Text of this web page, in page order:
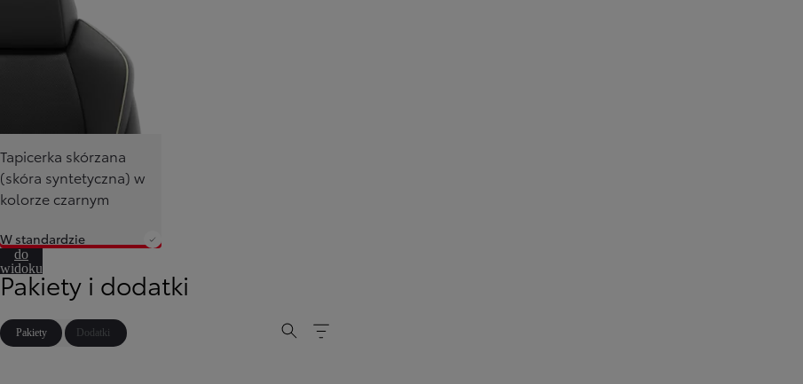
Tapicerka skórzana
(skóra syntetyczna) w
kolorze czarnym
W standardzie
Przejdź
do
widoku
360º
Pakiety i dodatki
Pakiety Dodatki